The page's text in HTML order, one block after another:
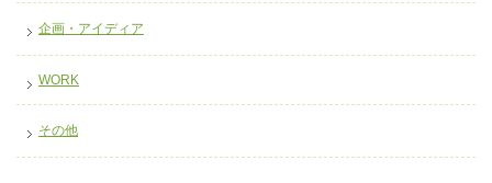
企画・アイディア
WORK
その他